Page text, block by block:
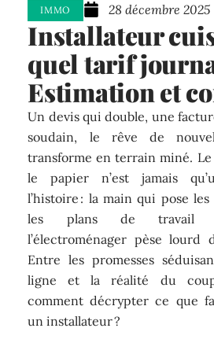
IMMO 28 décembre 2025
Installateur
quel tarif
Estimation et
Un devis qui double, une
soudain, le rêve de
transforme en terrain miné.
le papier n’est jamais
l’histoire : la main qui pose les
les plans de travail
l’électroménager pèse lourd
Entre les promesses
ligne et la réalité du
comment décrypter ce que
un installateur ?